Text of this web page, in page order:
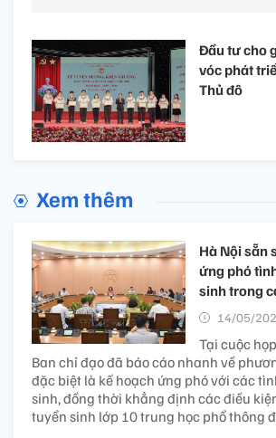
Đầu tư cho
vóc phát
Thủ đô
Xem thêm
Hà Nội sẵn
ứng phó
sinh trong
14/05/
Tại cuộc
Ban chỉ đạo đã báo cáo nhanh về
đặc biệt là kế hoạch ứng phó với các
sinh, đồng thời khẳng định các điều
tuyển sinh lớp 10 trung học phổ thông